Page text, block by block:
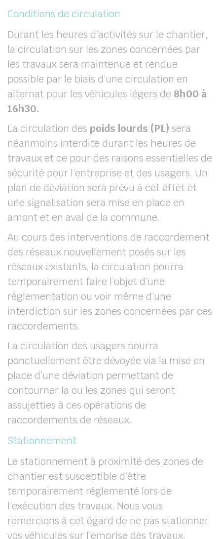
Conditions de circulation
Durant les heures d’activités sur le chantier,
la circulation sur les zones concernées par
les travaux sera maintenue et rendue
possible par le biais d’une circulation en
alternat pour les véhicules légers de 8h00 à
16h30.
La circulation des poids lourds (PL) sera
néanmoins interdite durant les heures de
travaux et ce pour des raisons essentielles de
sécurité pour l’entreprise et des usagers. Un
plan de déviation sera prévu à cet effet et
une signalisation sera mise en place en
amont et en aval de la commune.
Au cours des interventions de raccordement
des réseaux nouvellement posés sur les
réseaux existants, la circulation pourra
temporairement faire l’objet d’une
réglementation ou voir même d’une
interdiction sur les zones concernées par ces
raccordements.
La circulation des usagers pourra
ponctuellement être dévoyée via la mise en
place d’une déviation permettant de
contourner la ou les zones qui seront
assujetties à ces opérations de
raccordements de réseaux.
Stationnement
Le stationnement à proximité des zones de
chantier est susceptible d’être
temporairement réglementé lors de
l’exécution des travaux. Nous vous
remercions à cet égard de ne pas stationner
vos véhicules sur l’emprise des travaux.